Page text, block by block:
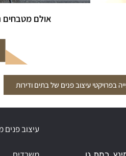
אולם מטבחים
בפרויקטי עיצוב פנים של בתים ודירות
עיצוב פנים